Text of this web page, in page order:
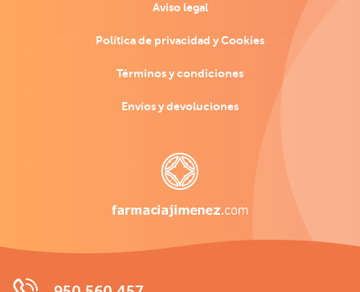
Aviso legal
Política de privacidad y Cookies
Términos y condiciones
Envíos y devoluciones